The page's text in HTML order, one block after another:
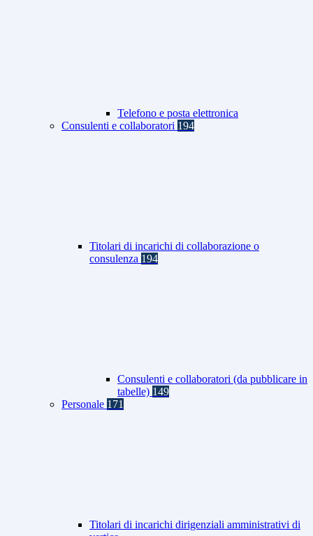
Telefono e posta elettronica
Consulenti e collaboratori 194
Titolari di incarichi di collaborazione o
consulenza 194
Consulenti e collaboratori (da pubblicare in
tabelle) 149
Personale 171
Titolari di incarichi dirigenziali amministrativi di